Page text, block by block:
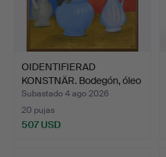
OIDENTIFIERAD
KONSTNÄR. Bodegón, óleo
sobr…
Subastado 4 ago 2026
20 pujas
507 USD